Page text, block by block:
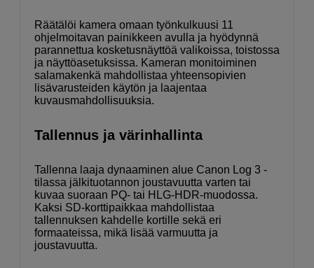
Räätälöi kamera omaan työnkulkuusi 11
ohjelmoitavan painikkeen avulla ja hyödynnä
parannettua kosketusnäyttöä valikoissa, toistossa
ja näyttöasetuksissa. Kameran monitoiminen
salamakenkä mahdollistaa yhteensopivien
lisävarusteiden käytön ja laajentaa
kuvausmahdollisuuksia.
Tallennus ja värinhallinta
Tallenna laaja dynaaminen alue Canon Log 3 -
tilassa jälkituotannon joustavuutta varten tai
kuvaa suoraan PQ- tai HLG-HDR-muodossa.
Kaksi SD-korttipaikkaa mahdollistaa
tallennuksen kahdelle kortille sekä eri
formaateissa, mikä lisää varmuutta ja
joustavuutta.